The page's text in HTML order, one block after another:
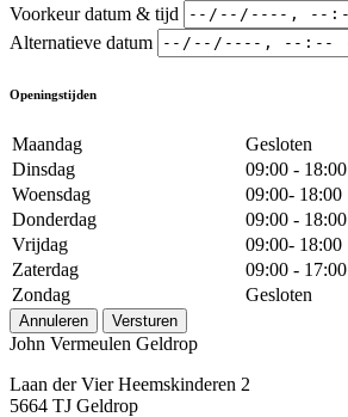
Voorkeur datum & tijd
Alternatieve datum
Openingstijden
Maandag
Gesloten
Dinsdag
09:00 - 18:00
Woensdag
09:00- 18:00
Donderdag
09:00 - 18:00
Vrijdag
09:00- 18:00
Zaterdag
09:00 - 17:00
Zondag
Gesloten
Annuleren Versturen
John Vermeulen Geldrop
Laan der Vier Heemskinderen 2
5664 TJ Geldrop